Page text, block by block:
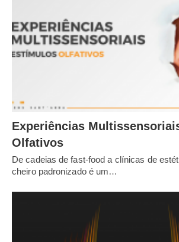
Experiências
Olfativos
De cadeias de fast-food a clínicas de
cheiro padronizado é um…